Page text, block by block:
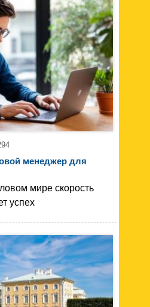
менеджер для
мире скорость
успех